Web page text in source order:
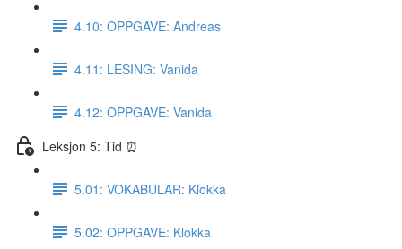
4.10: OPPGAVE: Andreas
4.11: LESING: Vanida
4.12: OPPGAVE: Vanida
Leksjon 5: Tid ⏰
5.01: VOKABULAR: Klokka
5.02: OPPGAVE: Klokka